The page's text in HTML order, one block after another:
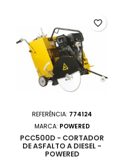
REFERÊNCIA: 774124
MARCA: POWERED
PCC500D - CORTADOR
DE ASFALTO A DIESEL -
POWERED
favorite_border